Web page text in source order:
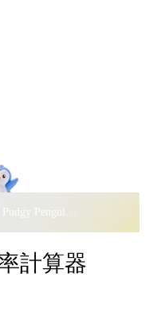
跨越冰原，攜手遠行 · 與 Pudgy Penguins 搖擺瓜分
計算器